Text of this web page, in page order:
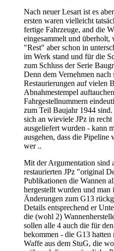
Nach neuer Lesart ist es
ersten waren vielleicht
fertige Fahrzeuge, and die
eingesammelt und überholt,
"Rest" aber schon in
im Werk stand und für die
zum Schluss der Serie
Denn dem Vernehmen nach
Restaurierungen auf vielen
Abnahmestempel
Fahrgestellnummern
zum Teil Baujahr 1944
sich an wieviele JPz in
ausgeliefert wurden - kann
ausgehen, dass die
wer ..
Mit der Argumentation sind
restaurierten JPz "original
Publikationen die Wannen
hergestellt wurden und man
Änderungen zum G13
Details entsprechend er
die (wohl 2)
sollen alle 4 auch die für
bekommen - die G13
Waffe aus dem StuG, die